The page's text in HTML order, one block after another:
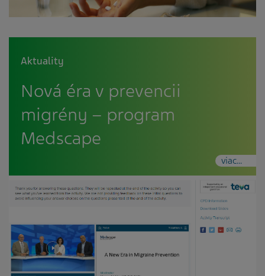
Aktuality
Nová éra v prevencii
migrény – program
Medscape
viac...